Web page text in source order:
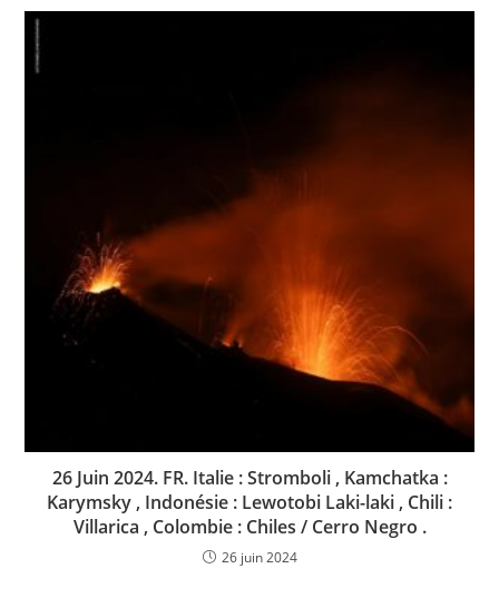
26 Juin 2024. FR. Italie : Stromboli , Kamchatka :
Karymsky , Indonésie : Lewotobi Laki-laki , Chili :
Villarica , Colombie : Chiles / Cerro Negro .
26 juin 2024